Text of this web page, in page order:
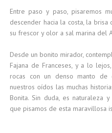
Entre paso y paso, pisaremos
descender hacia la costa, la
su frescor y olor a sal marina del
Desde un bonito mirador,
Fajana de Franceses, y a lo
rocas con un denso manto de
nuestros oídos las muchas
Bonita. Sin duda, es naturaleza
que pisamos de esta maravillosa